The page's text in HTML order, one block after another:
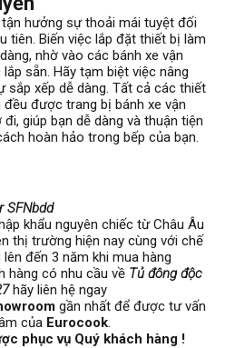
hưởng sự thoải mái tuyệt đối
tiên. Biến việc lắp đặt thiết bị làm
nhờ vào các bánh xe vận
sẵn. Hãy tạm biệt việc nâng
sắp xếp dễ dàng. Tất cả các thiết
được trang bị bánh xe vận
giúp bạn dễ dàng và thuận tiện
hoàn hảo trong bếp của bạn.
SFNbdd
khẩu nguyên chiếc từ Châu Âu
thị trường hiện nay cùng với chế
đến 3 năm khi mua hàng
hàng có nhu cầu về Tủ đông độc
hãy liên hệ ngay
gần nhất để được tư vấn
của Eurocook.
phục vụ Quý khách hàng !